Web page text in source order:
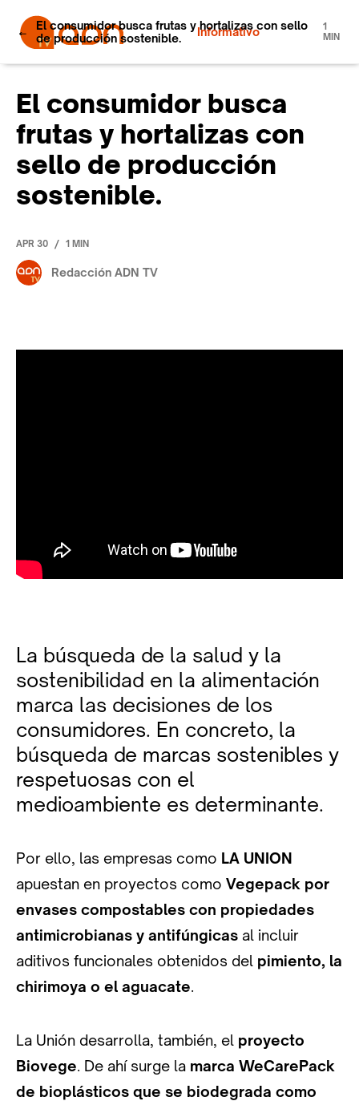
Informativo
El consumidor busca frutas y hortalizas con sello
de producción sostenible.
1
MIN
El consumidor busca
frutas y hortalizas con
sello de producción
sostenible.
APR 30 / 1 MIN
Redacción ADN TV
La búsqueda de la salud y la
sostenibilidad en la alimentación
marca las decisiones de los
consumidores. En concreto, la
búsqueda de marcas sostenibles y
respetuosas con el
medioambiente es determinante.
Por ello, las empresas como LA UNION
apuestan en proyectos como Vegepack por
envases compostables con propiedades
antimicrobianas y antifúngicas al incluir
aditivos funcionales obtenidos del pimiento, la
chirimoya o el aguacate.
La Unión desarrolla, también, el proyecto
Biovege. De ahí surge la marca WeCarePack
de bioplásticos que se biodegrada como